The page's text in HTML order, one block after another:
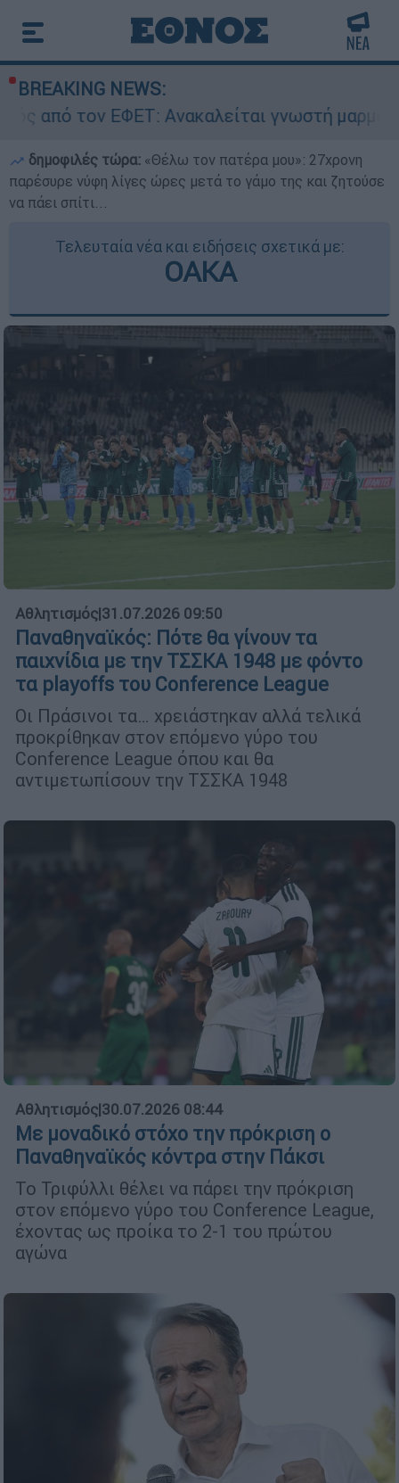
BREAKING NEWS:
Ανακαλείται γνωστή μαρμελάδα -
δημοφιλές τώρα: «Θέλω τον πατέρα μου»: 27χρονη
παρέσυρε νύφη λίγες ώρες μετά το γάμο της και ζητούσε
να πάει σπίτι...
Τελευταία νέα και ειδήσεις σχετικά με:
ΟΑΚΑ
Αθλητισμός|31.07.2026 09:50
Παναθηναϊκός: Πότε θα γίνουν τα
παιχνίδια με την ΤΣΣΚΑ 1948 με φόντο
τα playoffs του Conference League
Οι Πράσινοι τα… χρειάστηκαν αλλά τελικά
προκρίθηκαν στον επόμενο γύρο του
Conference League όπου και θα
αντιμετωπίσουν την ΤΣΣΚΑ 1948
Αθλητισμός|30.07.2026 08:44
Με μοναδικό στόχο την πρόκριση ο
Παναθηναϊκός κόντρα στην Πάκσι
Το Τριφύλλι θέλει να πάρει την πρόκριση
στον επόμενο γύρο του Conference League,
έχοντας ως προίκα το 2-1 του πρώτου
αγώνα